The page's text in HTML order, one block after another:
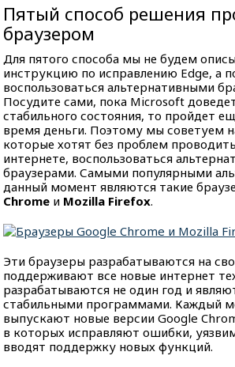
Пятый способ решения
браузером
Для пятого способа мы не будем
инструкцию по исправлению Edge, а
воспользоваться альтернативными
Посудите сами, пока Microsoft
стабильного состояния, то пройдет
время деньги. Поэтому мы советуем
которые хотят без проблем
интернете, воспользоваться
браузерами. Самыми популярными
данный момент являются такие
Chrome и Mozilla Firefox.
Эти браузеры разрабатываются на
поддерживают все новые интернет
разрабатываются не один год и
стабильными программами. Каждый
выпускают новые версии Google
в которых исправляют ошибки,
вводят поддержку новых функций.